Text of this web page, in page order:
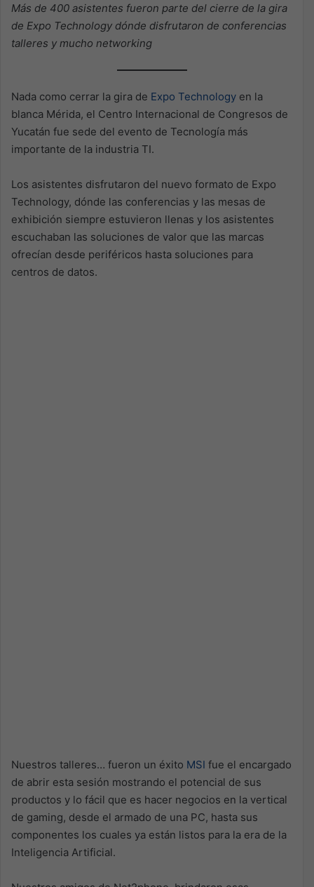
Más de 400 asistentes fueron parte del cierre de la gira
de Expo Technology dónde disfrutaron de conferencias
talleres y mucho networking
Nada como cerrar la gira de Expo Technology en la
blanca Mérida, el Centro Internacional de Congresos de
Yucatán fue sede del evento de Tecnología más
importante de la industria TI.
Los asistentes disfrutaron del nuevo formato de Expo
Technology, dónde las conferencias y las mesas de
exhibición siempre estuvieron llenas y los asistentes
escuchaban las soluciones de valor que las marcas
ofrecían desde periféricos hasta soluciones para
centros de datos.
Nuestros talleres… fueron un éxito MSI fue el encargado
de abrir esta sesión mostrando el potencial de sus
productos y lo fácil que es hacer negocios en la vertical
de gaming, desde el armado de una PC, hasta sus
componentes los cuales ya están listos para la era de la
Inteligencia Artificial.